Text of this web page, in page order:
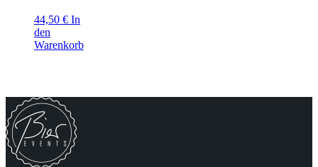
44,50 € In
den
Warenkorb